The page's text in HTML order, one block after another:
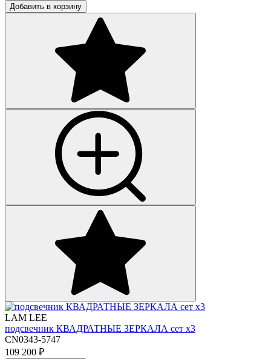
Добавить в корзину
LAM LEE
подсвечник КВАДРАТНЫЕ ЗЕРКАЛА сет х3
CN0343-5747
109 200 ₽